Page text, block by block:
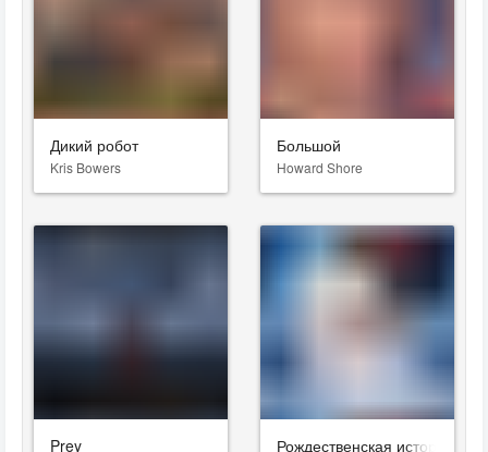
Дикий робот
Kris Bowers
Большой
Howard Shore
Prey Рождественская история